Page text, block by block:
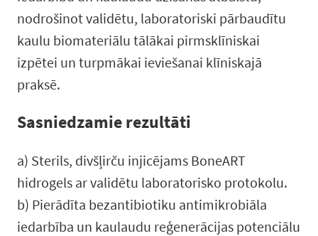
nodrošinot validētu, laboratoriski pārbaudītu
kaulu biomateriālu tālākai pirmsklīniskai
izpētei un turpmākai ieviešanai klīniskajā
praksē.
Sasniedzamie rezultāti
a) Sterils, divšļirču injicējams BoneART
hidrogels ar validētu laboratorisko protokolu.
b) Pierādīta bezantibiotiku antimikrobiāla
iedarbība un kaulaudu reģenerācijas potenciālu